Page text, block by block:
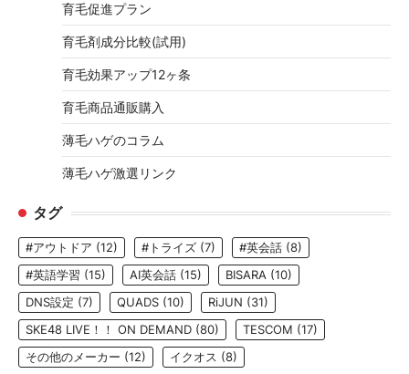
育毛促進プラン
育毛剤成分比較(試用)
育毛効果アップ12ヶ条
育毛商品通販購入
薄毛ハゲのコラム
薄毛ハゲ激選リンク
タグ
#アウトドア (12) #トライズ (7) #英会話 (8)
#英語学習 (15) AI英会話 (15) BISARA (10)
DNS設定 (7) QUADS (10) RiJUN (31)
SKE48 LIVE！！ ON DEMAND (80) TESCOM (17)
その他のメーカー (12) イクオス (8)